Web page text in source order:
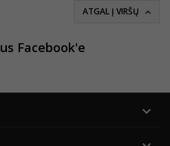
ATGAL Į VIRŠŲ 
Facebook'e
